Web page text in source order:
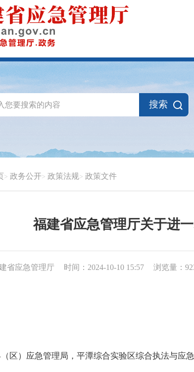
搜索
政务公开 政策法规 政策文件
福建省应急管理厅关于进
省应急管理厅 时间：2024-10-10 15:57 浏览量：
区）应急管理局，平潭综合实验区综合执法与应